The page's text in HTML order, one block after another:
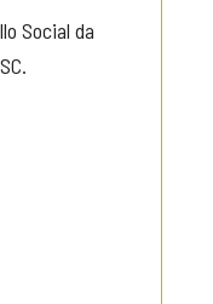
Social da